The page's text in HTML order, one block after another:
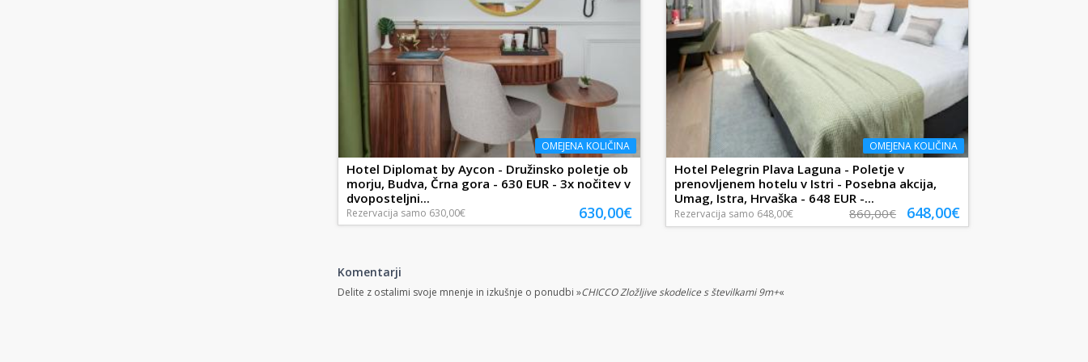
OMEJENA KOLIČINA
Hotel Diplomat by Aycon - Družinsko poletje ob
morju, Budva, Črna gora - 630 EUR - 3x nočitev v
dvoposteljni...
Rezervacija samo 630,00€ 630,00€
OMEJENA KOLIČINA
Hotel Pelegrin Plava Laguna - Poletje v
prenovljenem hotelu v Istri - Posebna akcija,
Umag, Istra, Hrvaška - 648 EUR -...
Rezervacija samo 648,00€ 860,00€ 648,00€
Komentarji
Delite z ostalimi svoje mnenje in izkušnje o ponudbi »CHICCO Zložljive skodelice s številkami 9m+«